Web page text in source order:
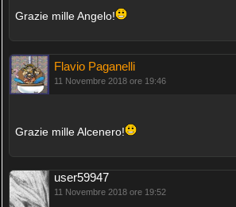
Grazie mille Angelo!
Flavio Paganelli
11 Novembre 2018 ore 19:46
Grazie mille Alcenero!
user59947
11 Novembre 2018 ore 19:52